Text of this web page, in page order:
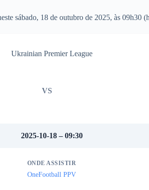
sábado, 18 de outubro de 2025, às 09h30
Ukrainian Premier League
VS
2025-10-18 – 09:30
ONDE ASSISTIR
OneFootball PPV